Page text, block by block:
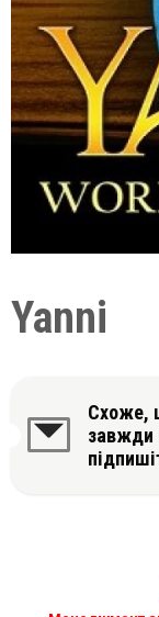
Yanni
Схоже,
завжди